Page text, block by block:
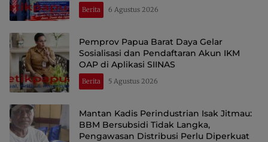
Berita 6 Agustus 2026
Pemprov Papua Barat Daya Gelar
Sosialisasi dan Pendaftaran Akun IKM
OAP di Aplikasi SIINAS
Berita 5 Agustus 2026
Mantan Kadis Perindustrian Isak Jitmau:
BBM Bersubsidi Tidak Langka,
Pengawasan Distribusi Perlu Diperkuat